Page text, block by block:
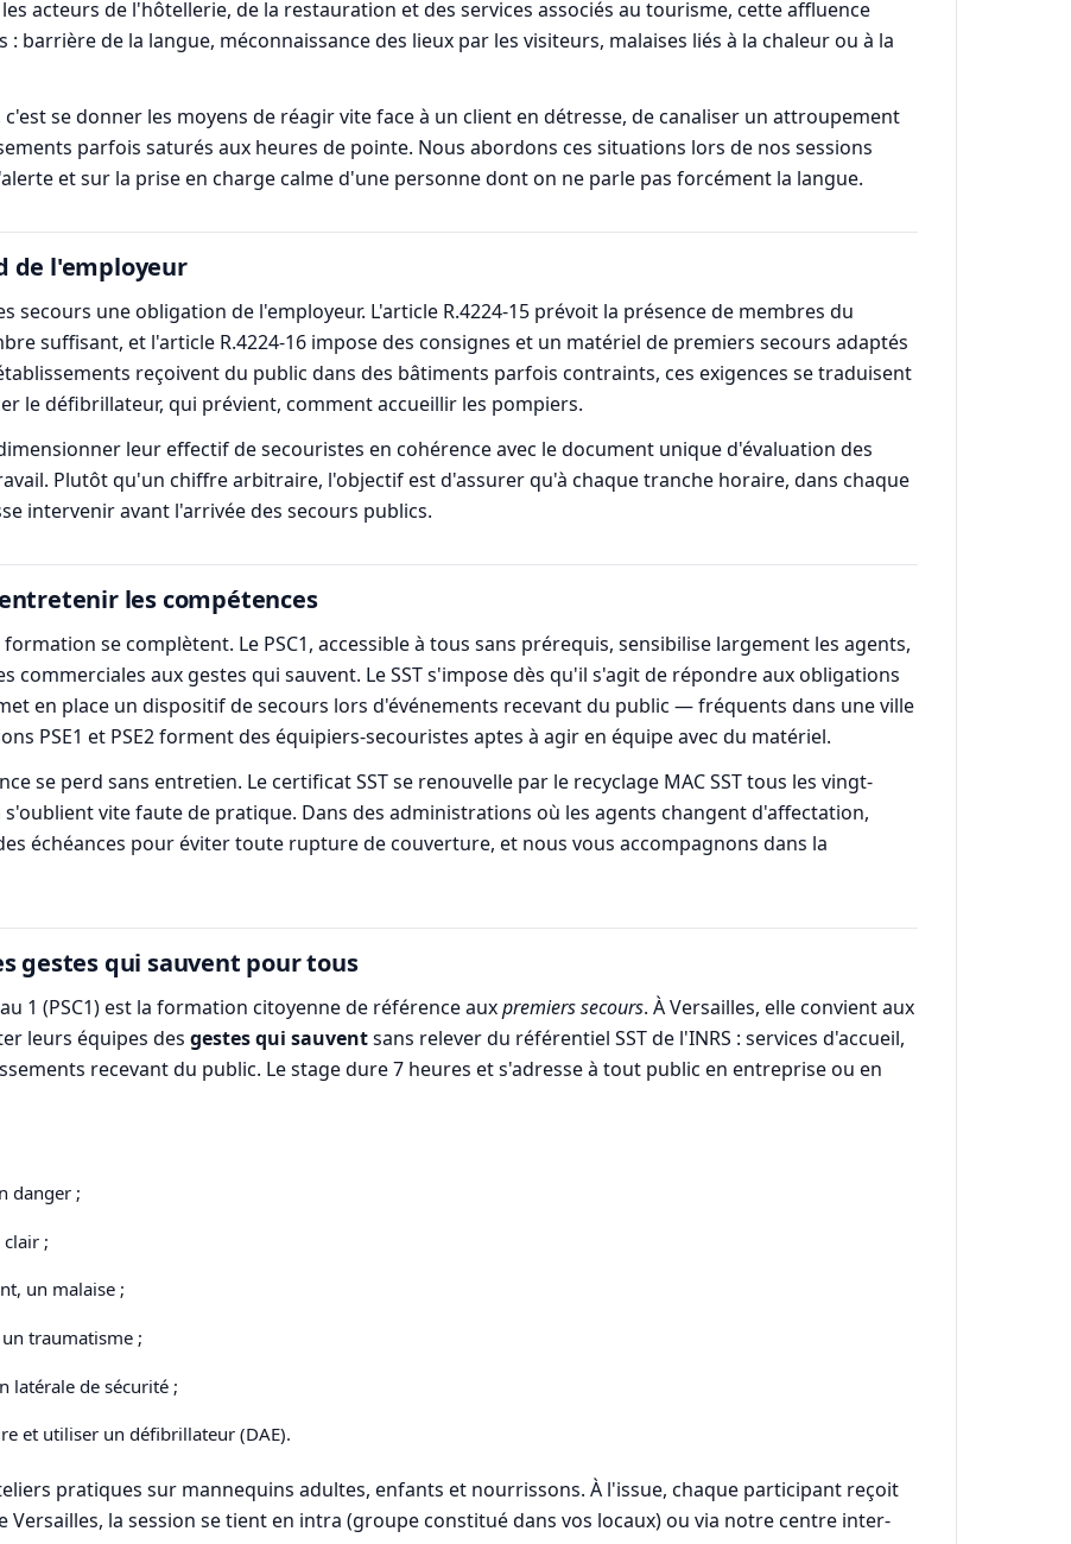
acteurs de l'hôtellerie, de la restauration et des services associés au tourisme, cette affluence
barrière de la langue, méconnaissance des lieux par les visiteurs, malaises liés à la chaleur ou à la
se donner les moyens de réagir vite face à un client en détresse, de canaliser un attroupement
parfois saturés aux heures de pointe. Nous abordons ces situations lors de nos sessions
et sur la prise en charge calme d'une personne dont on ne parle pas forcément la langue.
de l'employeur
secours une obligation de l'employeur. L'article R.4224-15 prévoit la présence de membres du
suffisant, et l'article R.4224-16 impose des consignes et un matériel de premiers secours adaptés
reçoivent du public dans des bâtiments parfois contraints, ces exigences se traduisent
le défibrillateur, qui prévient, comment accueillir les pompiers.
leur effectif de secouristes en cohérence avec le document unique d'évaluation des
Plutôt qu'un chiffre arbitraire, l'objectif est d'assurer qu'à chaque tranche horaire, dans chaque
intervenir avant l'arrivée des secours publics.
entretenir les compétences
se complètent. Le PSC1, accessible à tous sans prérequis, sensibilise largement les agents,
commerciales aux gestes qui sauvent. Le SST s'impose dès qu'il s'agit de répondre aux obligations
en place un dispositif de secours lors d'événements recevant du public — fréquents dans une ville
PSE1 et PSE2 forment des équipiers-secouristes aptes à agir en équipe avec du matériel.
se perd sans entretien. Le certificat SST se renouvelle par le recyclage MAC SST tous les vingt-
vite faute de pratique. Dans des administrations où les agents changent d'affectation,
échéances pour éviter toute rupture de couverture, et nous vous accompagnons dans la
gestes qui sauvent pour tous
1 (PSC1) est la formation citoyenne de référence auxpremiers secours. À Versailles, elle convient aux
leurs équipes des gestes qui sauventsans relever du référentiel SST de l'INRS : services d'accueil,
recevant du public. Le stage dure 7 heures et s'adresse à tout public en entreprise ou en
danger ;
;
un malaise ;
traumatisme ;
latérale de sécurité ;
et utiliser un défibrillateur (DAE).
pratiques sur mannequins adultes, enfants et nourrissons. À l'issue, chaque participant reçoit
Versailles, la session se tient en intra (groupe constitué dans vos locaux) ou via notre centre inter-